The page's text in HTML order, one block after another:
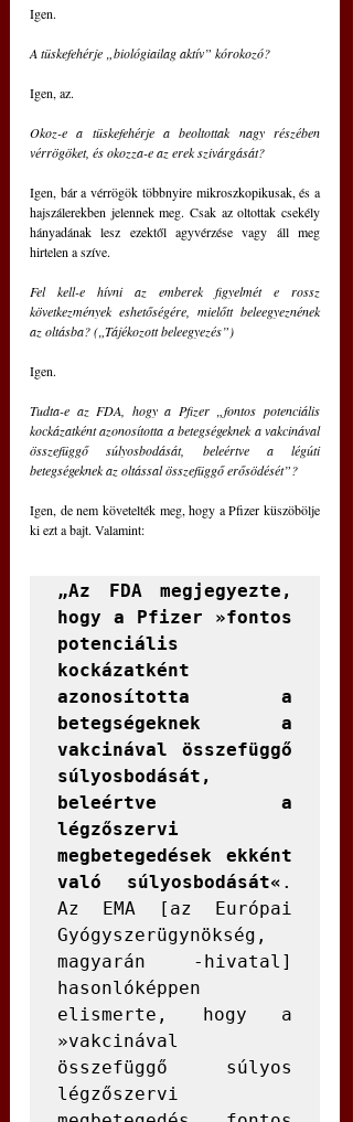
Igen.
A tüskefehérje „biológiailag aktív” kórokozó?
Igen, az.
Okoz-e a tüskefehérje a beoltottak nagy részében
vérrögöket, és okozza-e az erek szivárgását?
Igen, bár a vérrögök többnyire mikroszkopikusak, és a
hajszálerekben jelennek meg. Csak az oltottak csekély
hányadának lesz ezektől agyvérzése vagy áll meg
hirtelen a szíve.
Fel kell-e hívni az emberek figyelmét e rossz
következmények eshetőségére, mielőtt beleegyeznének
az oltásba? („Tájékozott beleegyezés”)
Igen.
Tudta-e az FDA, hogy a Pfizer „fontos potenciális
kockázatként azonosította a betegségeknek a vakcinával
összefüggő súlyosbodását, beleértve a légúti
betegségeknek az oltással összefüggő erősödését”?
Igen, de nem követelték meg, hogy a Pfizer küszöbölje
ki ezt a bajt. Valamint:
„Az FDA megjegyezte,
hogy a Pfizer »fontos
potenciális
kockázatként
azonosította a
betegségeknek a
vakcinával összefüggő
súlyosbodását,
beleértve a
légzőszervi
megbetegedések ekként
való súlyosbodását« .
Az EMA [az Európai
Gyógyszerügynökség,
magyarán -hivatal]
hasonlóképpen
elismerte, hogy a
»vakcinával
összefüggő súlyos
légzőszervi